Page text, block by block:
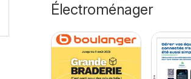
Électroménager